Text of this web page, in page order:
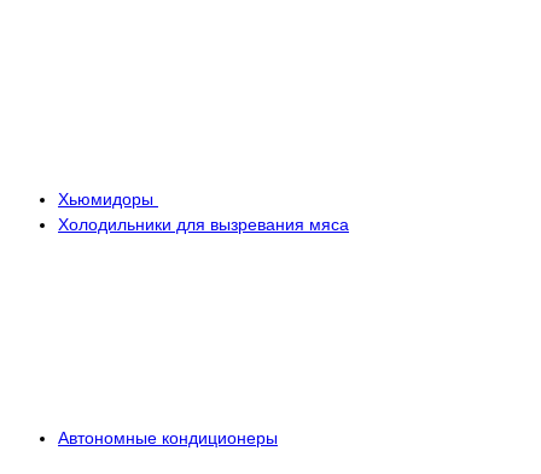
Хьюмидоры
Холодильники для вызревания мяса
Автономные кондиционеры